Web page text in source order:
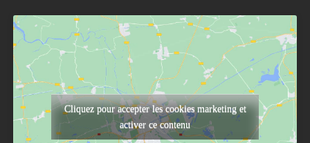
Cliquez pour accepter les cookies marketing et
activer ce contenu